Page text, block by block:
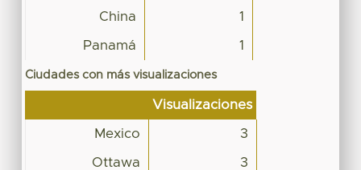
China 1
Panamá 1
Ciudades con más visualizaciones
Visualizaciones
Mexico 3
Ottawa 3